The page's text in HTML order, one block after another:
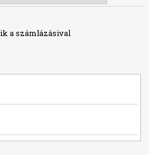
a számlázásival